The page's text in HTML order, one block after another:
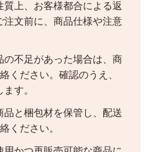
上、お客様都合による返
文前に、商品仕様や注意
不足があった場合は、商
ください。確認のうえ、
す。
と梱包材を保管し、配送
ください。